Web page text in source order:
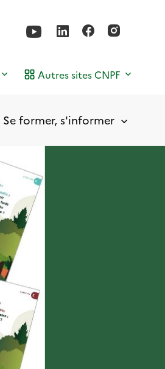
Autres sites CNPF
Se former, s'informer